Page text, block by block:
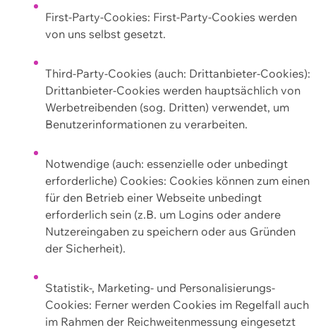
First-Party-Cookies: First-Party-Cookies werden
von uns selbst gesetzt.
Third-Party-Cookies (auch: Drittanbieter-Cookies):
Drittanbieter-Cookies werden hauptsächlich von
Werbetreibenden (sog. Dritten) verwendet, um
Benutzerinformationen zu verarbeiten.
Notwendige (auch: essenzielle oder unbedingt
erforderliche) Cookies: Cookies können zum einen
für den Betrieb einer Webseite unbedingt
erforderlich sein (z.B. um Logins oder andere
Nutzereingaben zu speichern oder aus Gründen
der Sicherheit).
Statistik-, Marketing- und Personalisierungs-
Cookies: Ferner werden Cookies im Regelfall auch
im Rahmen der Reichweitenmessung eingesetzt